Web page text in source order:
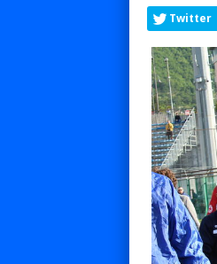
Twitter